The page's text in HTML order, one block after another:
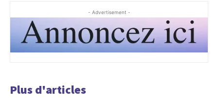
- Advertisement -
Plus d'articles